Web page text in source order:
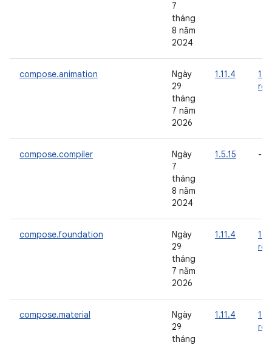
7
tháng
8 năm
2024
compose.animation
Ngày
29
tháng
7 năm
2026
1.11.4
compose.compiler
Ngày
7
tháng
8 năm
2024
1.5.15 -
compose.foundation
Ngày
29
tháng
7 năm
2026
1.11.4
compose.material
Ngày
29
tháng
1.11.4